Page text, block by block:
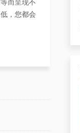
而呈现不
，您都会
23:16:33